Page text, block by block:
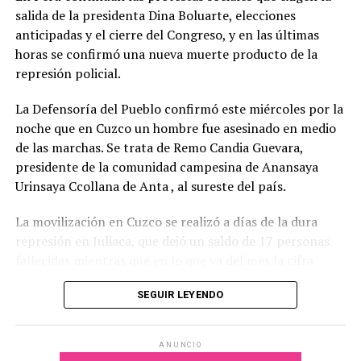
de las instituciones hay que sentarse a debatir” y pidió
“no extorsionar al gobierno y, por lo tanto, a la sociedad
con solo tratar los temas que a ellos les interesa ”.
Además de los proyectos de solicitud de juicio político a
los integrantes de la Corte Suprema de Justicia y para
ampliar su número de integrantes, el gobierno buscará
que lleguen al recinto los proyectos de modificación de
la Ley de Tránsito y Seguridad Vial sobre Alcoholemia
Cero para la conducción de vehículo; y el de de
Innovación 2030, entre otros.
salida de la presidenta Dina Boluarte, elecciones
anticipadas y el cierre del Congreso, y en las últimas
horas se confirmó una nueva muerte producto de la
represión policial.
La Defensoría del Pueblo confirmó este miércoles por la
noche que en Cuzco un hombre fue asesinado en medio
de las marchas. Se trata de Remo Candia Guevara,
presidente de la comunidad campesina de Anansaya
Urinsaya Ccollana de Anta , al sureste del país.
La movilización en Cuzco se realizó a días de la dura
represión en Juliaca, que dejó un saldo de 17 personas
superó las 40 muertes. Además de Cuzco y Juliaca, las
movilizaciones también tienen lugar en Puno y
El periodista peruanoJaime Herreracomentó en
SEGUIR LEYENDO
ANUNCIO